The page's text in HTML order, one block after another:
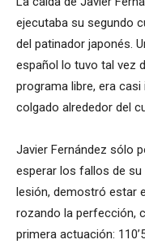
ejecutaba su segundo
del patinador japonés.
español lo tuvo tal vez
programa libre, era
colgado alrededor del
Javier Fernández sólo
esperar los fallos de su
lesión, demostró estar
rozando la perfección,
primera actuación: